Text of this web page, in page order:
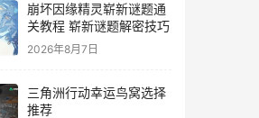
崩坏因缘精灵崭新谜题通
关教程 崭新谜题解密技巧
2026年8月7日
三角洲行动幸运鸟窝选择
推荐